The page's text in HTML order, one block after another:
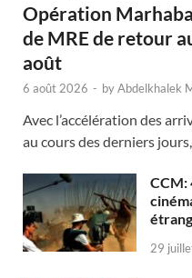
Opération
de MRE de retour
août
6 août 2026 - byAbdelkhalek
Avec l’accélération des
au cours des derniers
CCM:
29